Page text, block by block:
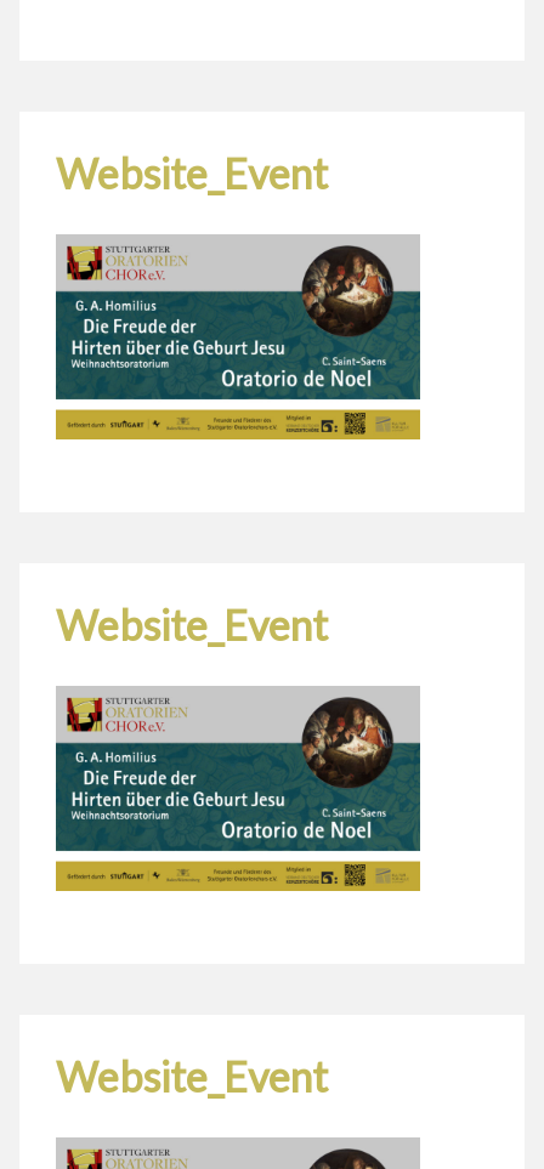
Website_Event
Website_Event
Website_Event